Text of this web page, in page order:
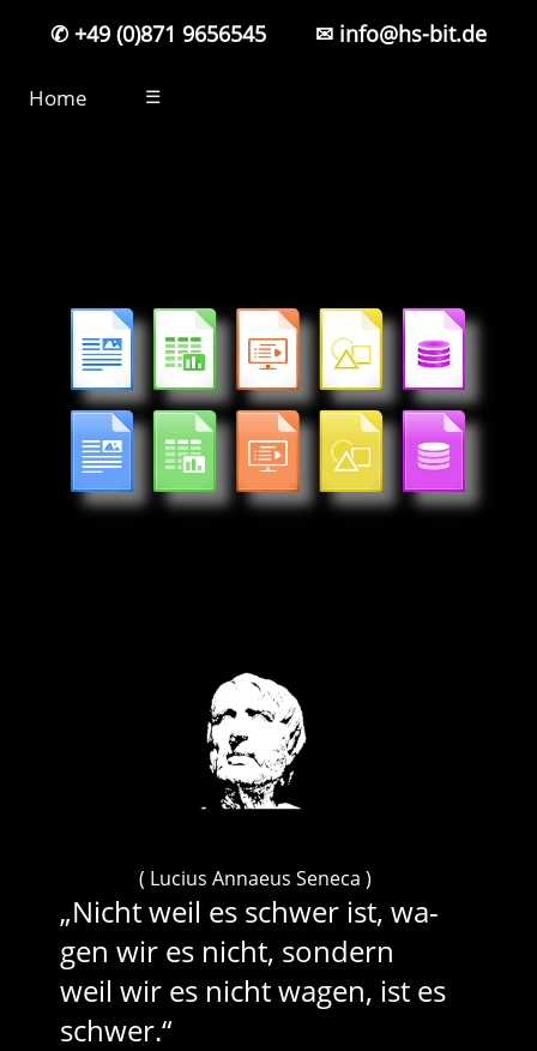
Home ☰
✆ +49 (0)871 9656545 ✉ info@hs-bit.de
( Lucius Annaeus Seneca )
„Nicht weil es schwer ist, wa­
gen wir es nicht, son­dern
weil wir es nicht wa­gen, ist es
schwer.“